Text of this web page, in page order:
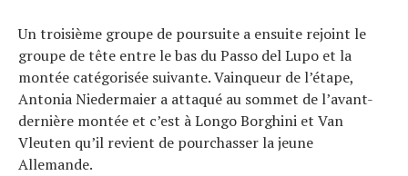
Un troisième groupe de poursuite a ensuite rejoint le
groupe de tête entre le bas du Passo del Lupo et la
montée catégorisée suivante. Vainqueur de l’étape,
Antonia Niedermaier a attaqué au sommet de l’avant-
dernière montée et c’est à Longo Borghini et Van
Vleuten qu’il revient de pourchasser la jeune
Allemande.